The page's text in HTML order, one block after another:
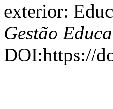
exterior:
Gestão
DOI:https://